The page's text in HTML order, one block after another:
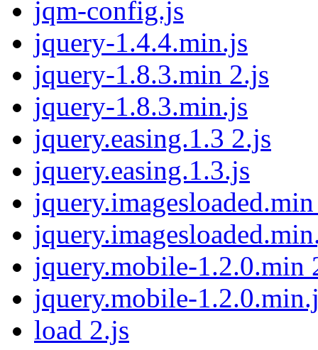
jqm-config.js
jquery-1.4.4.min.js
jquery-1.8.3.min 2.js
jquery-1.8.3.min.js
jquery.easing.1.3 2.js
jquery.easing.1.3.js
jquery.mobile-1.2.0.min
jquery.mobile-
load 2.js